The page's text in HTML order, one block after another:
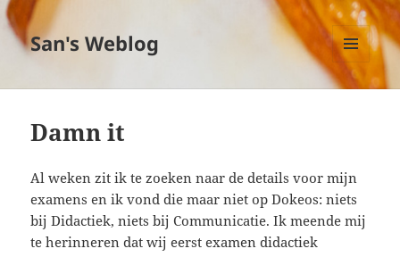
San's Weblog
MENU
EN
Damn it
Al weken zit ik te zoeken naar de details voor mijn
examens en ik vond die maar niet op Dokeos: niets
bij Didactiek, niets bij Communicatie. Ik meende mij
te herinneren dat wij eerst examen didactiek